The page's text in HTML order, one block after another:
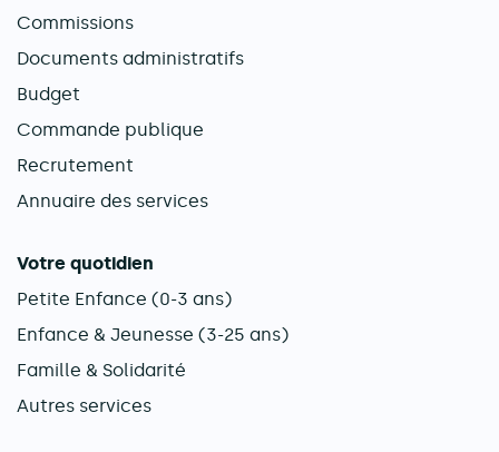
Commissions
Documents administratifs
Budget
Commande publique
Recrutement
Annuaire des services
Votre quotidien
Petite Enfance (0-3 ans)
Enfance & Jeunesse (3-25 ans)
Famille & Solidarité
Autres services